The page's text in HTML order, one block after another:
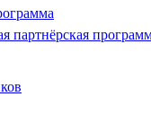
партнёрская